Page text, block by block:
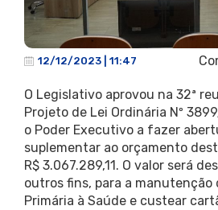
12/12/2023 | 11:47
O Legislativo aprovou na 32ª
Projeto de Lei Ordinária Nº
o Poder Executivo a fazer
suplementar ao orçamento
R$ 3.067.289,11. O valor será
outros fins, para a manutenção
Primária à Saúde e custear